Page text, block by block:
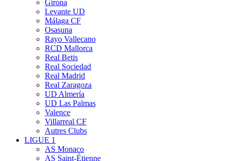
Girona
Levante UD
Málaga CF
Osasuna
Rayo Vallecano
RCD Mallorca
Real Betis
Real Sociedad
Real Madrid
Real Zaragoza
UD Almería
UD Las Palmas
Valence
Villarreal CF
Autres Clubs
LIGUE 1
AS Monaco
AS Saint-Étienne